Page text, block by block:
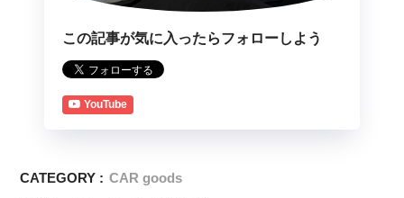
この記事が気に入ったらフォローしよう
YouTube
CATEGORY : CAR goods